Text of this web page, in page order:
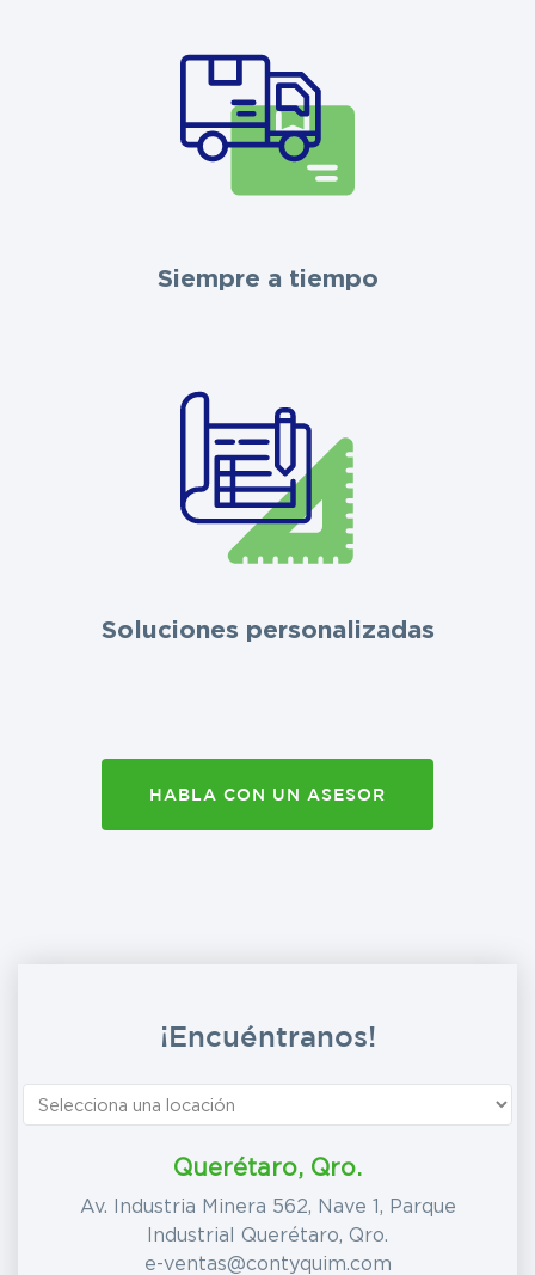
Siempre a tiempo
Soluciones personalizadas
HABLA CON UN ASESOR
¡Encuéntranos!
Querétaro, Qro.
Av. Industria Minera 562, Nave 1, Parque
Industrial Querétaro, Qro.
e-ventas@contyquim.com